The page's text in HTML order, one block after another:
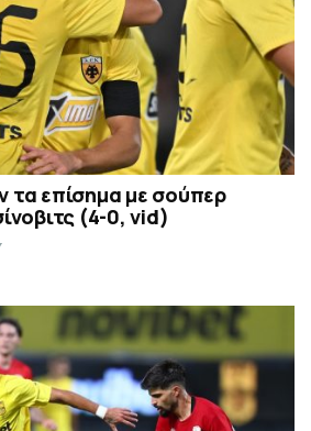
τα επίσημα με σούπερ
(4-0, vid)